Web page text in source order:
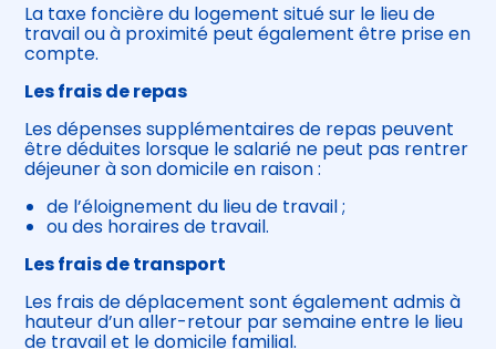
La taxe foncière du logement situé sur le lieu de
travail ou à proximité peut également être prise en
compte.
Les frais de repas
Les dépenses supplémentaires de repas peuvent
être déduites lorsque le salarié ne peut pas rentrer
déjeuner à son domicile en raison :
de l’éloignement du lieu de travail ;
ou des horaires de travail.
Les frais de transport
Les frais de déplacement sont également admis à
hauteur d’un aller-retour par semaine entre le lieu
de travail et le domicile familial.